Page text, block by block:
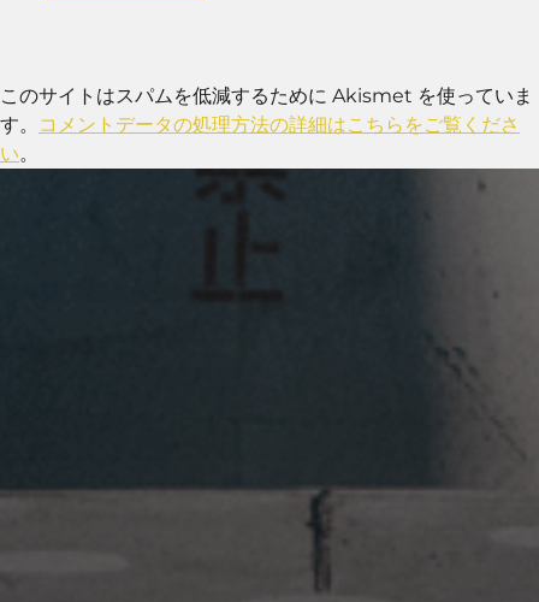
このサイトはスパムを低減するために Akismet を使っていま
す。
コメントデータの処理方法の詳細はこちらをご覧くださ
い。
岩国周辺遠征~ふぐパーティナ